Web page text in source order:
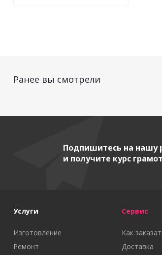
Ранее вы смотрели
Подпишитесь на нашу
и получите курс
Услуги
Изготовление
Ремонт
Сервис
Как
Доставка